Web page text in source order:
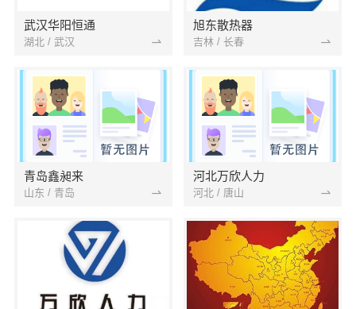
武汉华阳恒通
湖北 / 武汉
旭东散热器
吉林 / 长春
青岛鑫昶来
山东 / 青岛
河北万欣人力
河北 / 唐山